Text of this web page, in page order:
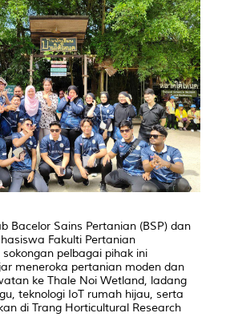
Bacelor Sains Pertanian (BSP) dan
Fakulti Pertanian
sokongan pelbagai pihak ini
meneroka pertanian moden dan
ke Thale Noi Wetland, ladang
teknologi IoT rumah hijau, serta
di Trang Horticultural Research